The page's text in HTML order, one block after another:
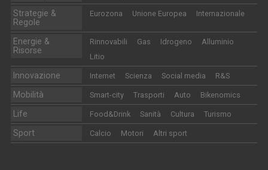
Strategie &
Regole
Eurozona Unione Europea Internazionale
Energie &
Risorse
Rinnovabili Gas Idrogeno
Alluminio
Litio
Innovazione Internet Scienza Social media R&S
Mobilità Smart-city Trasporti Auto Bikenomics
Life Food&Drink Sanità Cultura Turismo
Sport Calcio Motori Altri sport